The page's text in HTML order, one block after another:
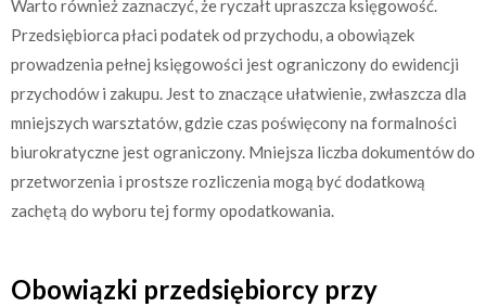
Warto również zaznaczyć, że ryczałt upraszcza księgowość.
Przedsiębiorca płaci podatek od przychodu, a obowiązek
prowadzenia pełnej księgowości jest ograniczony do ewidencji
przychodów i zakupu. Jest to znaczące ułatwienie, zwłaszcza dla
mniejszych warsztatów, gdzie czas poświęcony na formalności
biurokratyczne jest ograniczony. Mniejsza liczba dokumentów do
przetworzenia i prostsze rozliczenia mogą być dodatkową
zachętą do wyboru tej formy opodatkowania.
Obowiązki przedsiębiorcy przy